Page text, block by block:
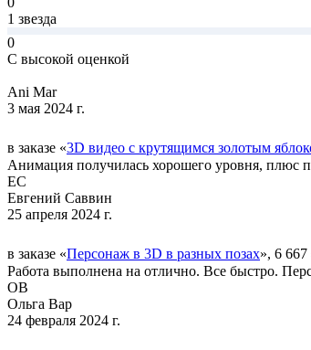
1 звезда
0
С высокой оценкой
Ani Mar
3 мая 2024 г.
в заказе «3D видео с крутящимся золотым
Анимация получилась хорошего уровня, плюс
ЕС
Евгений Саввин
25 апреля 2024 г.
в заказе «Персонаж в 3D в разных позах», 6 667
Работа выполнена на отлично. Все быстро.
ОВ
Ольга Вар
24 февраля 2024 г.